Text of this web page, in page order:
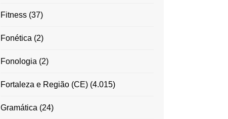
Fitness(37)
Fonética (2)
Fonologia (2)
Fortaleza e Região (CE)(4.015)
Gramática (24)